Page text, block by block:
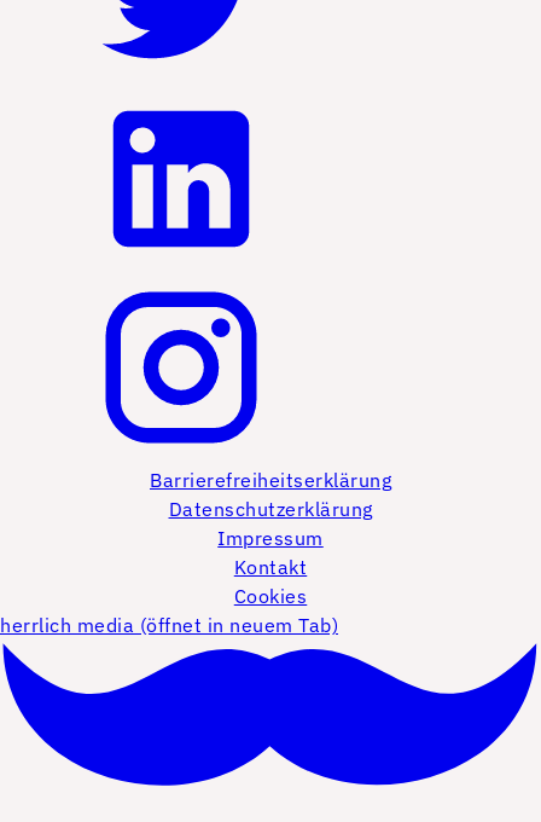
Barrierefreiheitserklärung
Datenschutzerklärung
Impressum
Kontakt
Cookies
herrlich media (öffnet in neuem Tab)